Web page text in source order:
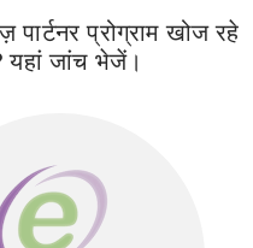
पार्टनर प्रोग्राम खोज रहे
यहां जांच भेजें।